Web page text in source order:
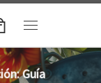
para un